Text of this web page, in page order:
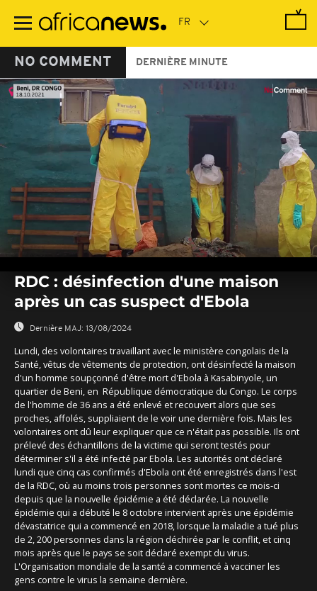
contenu
NO COMMENT DERNIÈRE MINUTE
seconds
seconds
RDC : désinfection d'une maison
après un cas suspect d'Ebola
Dernière MAJ: 13/08/2024
Lundi, des volontaires travaillant avec le ministère congolais de la
Santé, vêtus de vêtements de protection, ont désinfecté la maison
d'un homme soupçonné d'être mort d'Ebola à Kasabinyole, un
quartier de Beni, en République démocratique du Congo. Le corps
de l'homme de 36 ans a été enlevé et recouvert alors que ses
proches, affolés, suppliaient de le voir une dernière fois. Mais les
volontaires ont dû leur expliquer que ce n'était pas possible. Ils ont
prélevé des échantillons de la victime qui seront testés pour
déterminer s'il a été infecté par Ebola. Les autorités ont déclaré
lundi que cinq cas confirmés d'Ebola ont été enregistrés dans l'est
de la RDC, où au moins trois personnes sont mortes ce mois-ci
depuis que la nouvelle épidémie a été déclarée. La nouvelle
épidémie qui a débuté le 8 octobre intervient après une épidémie
dévastatrice qui a commencé en 2018, lorsque la maladie a tué plus
de 2, 200 personnes dans la région déchirée par le conflit, et cinq
mois après que le pays se soit déclaré exempt du virus.
L'Organisation mondiale de la santé a commencé à vacciner les
gens contre le virus la semaine dernière.